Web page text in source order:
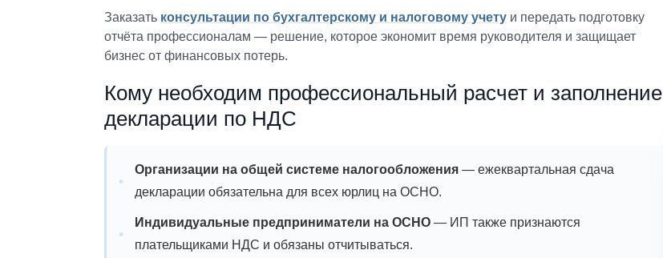
Заказать консультации по бухгалтерскому и налоговому учету и передать подготовку
отчёта профессионалам — решение, которое экономит время руководителя и защищает
бизнес от финансовых потерь.
Кому необходим профессиональный расчет и заполнение
декларации по НДС
Организации на общей системе налогообложения — ежеквартальная сдача
декларации обязательна для всех юрлиц на ОСНО.
Индивидуальные предприниматели на ОСНО — ИП также признаются
плательщиками НДС и обязаны отчитываться.